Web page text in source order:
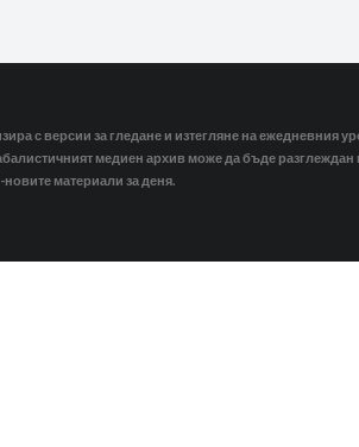
с версии за гледане и изтегляне на ежедневния
медиен архив може да бъде
материали за деня.